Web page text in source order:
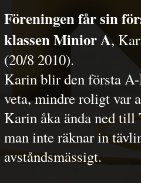
Föreningen får sin
klassen Minior A,
(20/8 2010).
Karin blir den första
veta, mindre roligt var
Karin åka ända ned till
man inte räknar in
avståndsmässigt.